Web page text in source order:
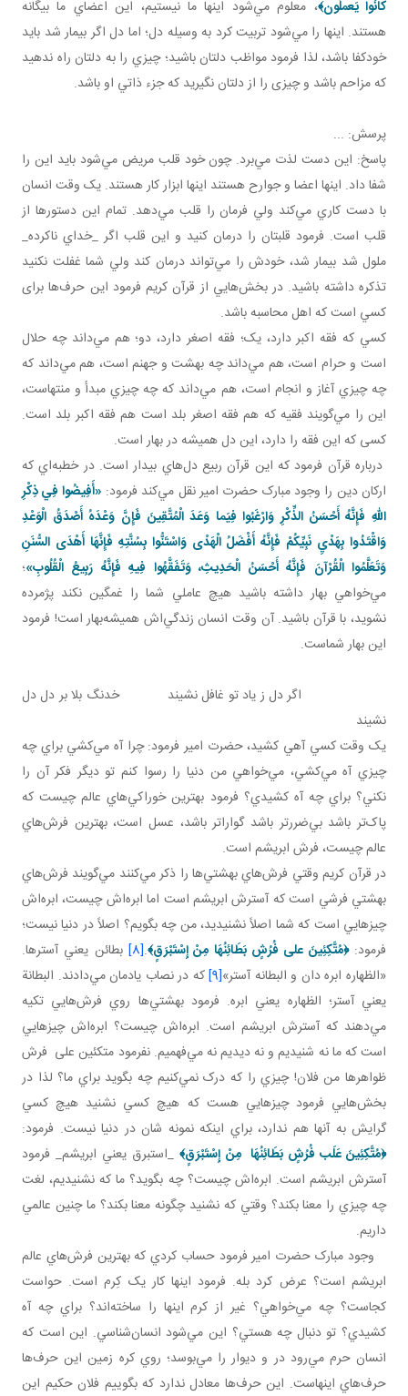
كانُوا يَعملُون﴾، معلوم مي‌شود اينها ما نيستيم، اين اعضاي ما بيگانه
هستند. اينها را مي‌شود تربيت کرد به وسيله دل؛ اما دل اگر بيمار شد بايد
خودکفا باشد، لذا فرمود مواظب دلتان باشيد؛ چيزي را به دلتان راه ندهيد
که مزاحم باشد و چيزی را از دلتان نگيريد که جزء ذاتي او باشد.
پرسش: ...
پاسخ: اين دست لذت مي‌برد. چون خود قلب مريض مي‌شود بايد اين را
شفا داد. اينها اعضا و جوارح هستند اينها ابزار کار هستند. يک وقت انسان
با دست کاري مي‌کند ولي فرمان را قلب مي‌دهد. تمام اين دستورها از
قلب است. فرمود قلبتان را درمان کنيد و اين قلب اگر _خداي ناکرده_
ملول شد بيمار شد، خودش را مي‌تواند درمان کند ولي شما غفلت نکنيد
تذکره داشته باشيد. در بخش‌هايي از قرآن کريم فرمود اين حرف‌ها برای
کسي است که اهل محاسبه باشد.
کسي که فقه اکبر دارد، يک؛ فقه اصغر دارد، دو؛ هم مي‌داند چه حلال
است و حرام است، هم مي‌داند چه بهشت و جهنم است، هم مي‌داند که
چه چيزي آغاز و انجام است، هم مي‌داند که چه چيزي مبدأ و منتهاست،
اين را مي‌گويند فقيه که هم فقه اصغر بلد است هم فقه اکبر بلد است.
کسی که اين فقه را دارد، اين دل هميشه در بهار است.
درباره قرآن فرمود که اين قرآن ربيع دل‌هاي بيدار است. در خطبه‌اي که
ارکان دين را وجود مبارک حضرت امير نقل مي‌کند فرمود: «أَفِيضُوا فِي ذِكْرِ
اللهِ فَإِنَّهُ أَحْسَنُ الذِّكْرِ وَارْغَبُوا فِيَما وَعَدَ الْمُتَّقِينَ فَإِنَّ وَعْدَهُ أَصْدَقُ الْوَعْدِ
وَاقْتَدُوا بِهَدْيِ نَبِيِّكُمْ فَإِنَّهُ أَفْضَلُ الْهَدْی وَاسْتَنُّوا بِسُنَّتِهِ فَإِنَّهَا أَهْدَى السُّنَنِ
وَتَعَلَّمُوا الْقُرْآنَ فَإِنَّهُ أَحْسَنُ الْحَدِيثِ، وَتَفَقَّهُوا فِيهِ فَإِنَّهُ رَبِيعُ الْقُلُوبِ»؛
مي‌خواهي بهار داشته باشيد هيچ عاملي شما را غمگين نکند پژمرده
نشويد، با قرآن باشيد. آن وقت انسان زندگي‌اش هميشه‌بهار است! فرمود
اين بهار شماست.
اگر دل ز ياد تو غافل نشيند خدنگ بلا بر دل دل
نشيند
يک وقت کسي آهي کشيد، حضرت امير فرمود: چرا آه مي‌کشي براي چه
چيزي آه مي‌کشي، مي‌خواهي من دنيا را رسوا کنم تو ديگر فکر آن را
نکني؟ براي چه آه کشيدي؟ فرمود بهترين خوراکي‌هاي عالم چيست که
پاک‌تر باشد بي‌‌ضررتر باشد ‌گواراتر باشد، عسل است، بهترين فرش‌هاي
عالم چيست، فرش ابريشم است.
در قرآن کريم وقتي فرش‌هاي بهشتي‌ها را ذکر مي‌کنند مي‌گويند فرش‌هاي
بهشتي فرشي است که آسترش ابريشم است اما ابره‌اش چيست، ابره‌اش
چيزهايي است که شما اصلاً نشنيديد، من چه بگويم؟ اصلاً در دنيا نيست؛
فرمود:﴿مُتَّكِئِينَ علی فُرُشٍ بَطَائِنُهَا مِنْ إِسْتَبْرَقٍ﴾.
[8]
بطائن يعني آسترها.
«الظهاره ابره دان و البطانه آستر»[9] که در نصاب يادمان مي‌دادند. البطانة
يعني آستر؛ الظهاره يعني ابره. فرمود بهشتي‌ها روي فرش‌هايي تکيه
مي‌دهند که آسترش ابريشم است. ابره‌اش چيست؟ ابره‌اش چيزهايي
است که ما نه شنيديم و نه ديديم نه مي‌فهميم. نفرمود متکئين علی فرش
ظواهرها من فلان! چيزي را که درک نمي‌کنيم چه بگويد براي ما؟ لذا در
بخش‌هايي فرمود چيزهايي هست که هيچ کسي نشنيد هيچ کسي
گرايش به آنها هم ندارد، براي اينکه نمونه شان در دنيا نيست. فرمود:
﴿مُتَّكِئِينَ عَلَب فُرُشٍ بَطَائِنُهَا مِنْ إِسْتَبْرَقٍ﴾_استبرق يعني ابريشم_ فرمود
آسترش ابريشم است. ابره‌اش چيست؟ چه بگويد؟ ما که نشنيديم، لغت
چه چيزي را معنا بکند؟ وقتي که نشنيد چگونه معنا بکند؟ ما چنين عالمي
داريم.
وجود مبارک حضرت امير فرمود حساب کردي که بهترين فرش‌هاي عالم
ابريشم است؟ عرض کرد بله. فرمود اينها کار يک کِرم است. حواست
کجاست؟ چه مي‌خواهي؟ غير از کرم اينها را ساخته‌اند؟ براي چه آه
کشيدي؟ تو دنبال چه هستي؟ اين مي‌شود انسان‌شناسي. اين است که
انسان حرم مي‌رود در و ديوار را مي‌بوسد؛ روي کره زمين اين حرف‌ها
حرف‌هاي اينهاست. اين حرف‌ها معادل ندارد که بگوييم فلان حکيم اين